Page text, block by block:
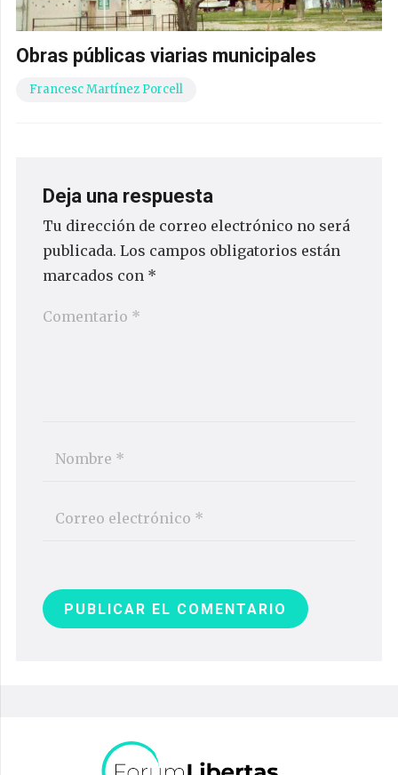
Obras públicas viarias municipales
Francesc Martínez Porcell
Deja una respuesta
Tu dirección de correo electrónico no será
publicada. Los campos obligatorios están
marcados con *
PUBLICAR EL COMENTARIO